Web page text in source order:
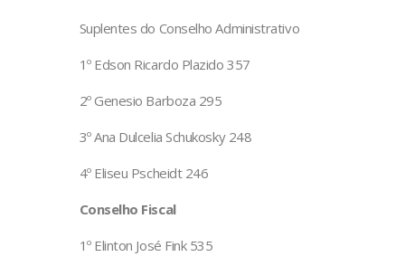
Suplentes do Conselho Administrativo
1º Edson Ricardo Plazido 357
2º Genesio Barboza 295
3º Ana Dulcelia Schukosky 248
4º Eliseu Pscheidt 246
Conselho Fiscal
1º Elinton José Fink 535